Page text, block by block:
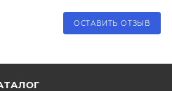
ОСТАВИТЬ ОТЗЫВ